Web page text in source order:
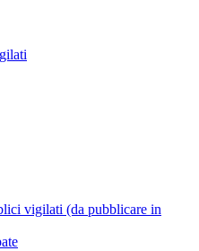
vigilati (da pubblicare in